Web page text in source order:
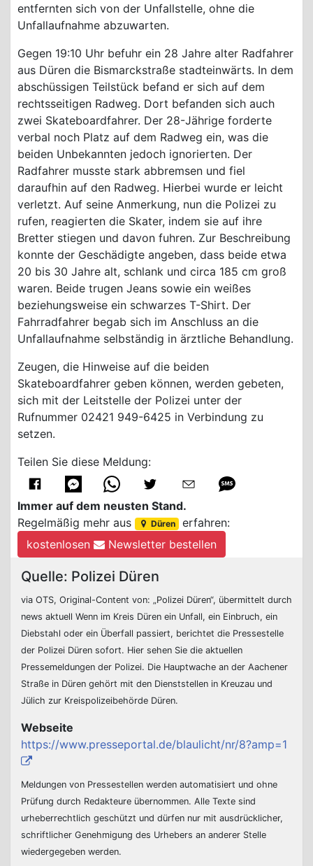
entfernten sich von der Unfallstelle, ohne die
Unfallaufnahme abzuwarten.
Gegen 19:10 Uhr befuhr ein 28 Jahre alter Radfahrer
aus Düren die Bismarckstraße stadteinwärts. In dem
abschüssigen Teilstück befand er sich auf dem
rechtsseitigen Radweg. Dort befanden sich auch
zwei Skateboardfahrer. Der 28-Jährige forderte
verbal noch Platz auf dem Radweg ein, was die
beiden Unbekannten jedoch ignorierten. Der
Radfahrer musste stark abbremsen und fiel
daraufhin auf den Radweg. Hierbei wurde er leicht
verletzt. Auf seine Anmerkung, nun die Polizei zu
rufen, reagierten die Skater, indem sie auf ihre
Bretter stiegen und davon fuhren. Zur Beschreibung
konnte der Geschädigte angeben, dass beide etwa
20 bis 30 Jahre alt, schlank und circa 185 cm groß
waren. Beide trugen Jeans sowie ein weißes
beziehungsweise ein schwarzes T-Shirt. Der
Fahrradfahrer begab sich im Anschluss an die
Unfallaufnahme selbständig in ärztliche Behandlung.
Zeugen, die Hinweise auf die beiden
Skateboardfahrer geben können, werden gebeten,
sich mit der Leitstelle der Polizei unter der
Rufnummer 02421 949-6425 in Verbindung zu
setzen.
Teilen Sie diese Meldung:
Immer auf dem neusten Stand.
Regelmäßig mehr aus
Düren
erfahren:
kostenlosen
Newsletter bestellen
Quelle: Polizei Düren
via OTS, Original-Content von: „Polizei Düren“, übermittelt durch
news aktuell Wenn im Kreis Düren ein Unfall, ein Einbruch, ein
Diebstahl oder ein Überfall passiert, berichtet die Pressestelle
der Polizei Düren sofort. Hier sehen Sie die aktuellen
Pressemeldungen der Polizei. Die Hauptwache an der Aachener
Straße in Düren gehört mit den Dienststellen in Kreuzau und
Jülich zur Kreispolizeibehörde Düren.
Webseite
https://www.presseportal.de/blaulicht/nr/8?amp=1
Meldungen von Pressestellen werden automatisiert und ohne
Prüfung durch Redakteure übernommen. Alle Texte sind
urheberrechtlich geschützt und dürfen nur mit ausdrücklicher,
schriftlicher Genehmigung des Urhebers an anderer Stelle
wiedergegeben werden.